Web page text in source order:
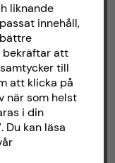
liknande
innehåll,
bekräftar att
till
att klicka på
när som helst
i din
Du kan läsa